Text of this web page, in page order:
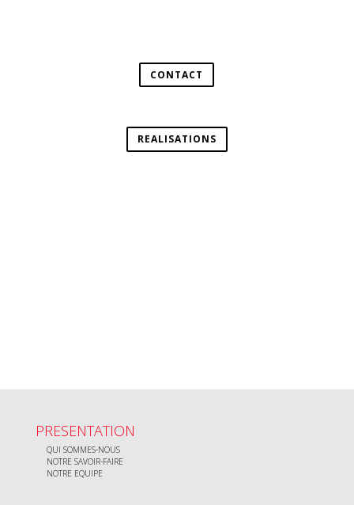
CONTACT
REALISATIONS
PRESENTATION
QUI SOMMES-NOUS
NOTRE SAVOIR-FAIRE
NOTRE EQUIPE